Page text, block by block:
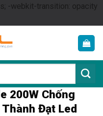
-webkit-transition: opacity
200W Chống
Đạt Led